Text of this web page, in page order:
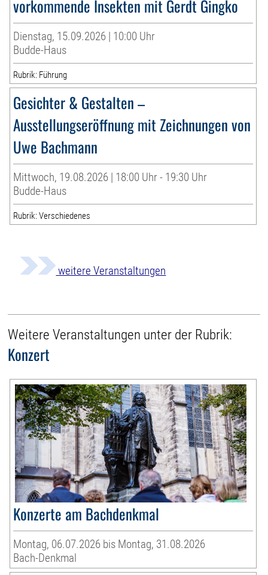
vorkommende Insekten mit Gerdt Gingko
Dienstag, 15.09.2026 | 10:00 Uhr
Budde-Haus
Rubrik: Führung
Gesichter & Gestalten –
Ausstellungseröffnung mit Zeichnungen von
Uwe Bachmann
Mittwoch, 19.08.2026 | 18:00 Uhr - 19:30 Uhr
Budde-Haus
Rubrik: Verschiedenes
weitere Veranstaltungen
Weitere Veranstaltungen unter der Rubrik:
Konzert
Konzerte am Bachdenkmal
Montag, 06.07.2026 bis Montag, 31.08.2026
Bach-Denkmal